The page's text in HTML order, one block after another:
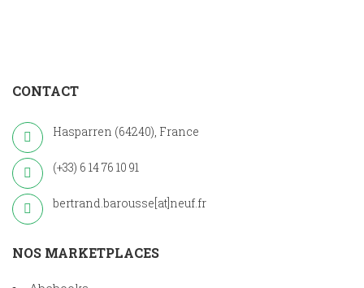
CONTACT
Hasparren (64240), France
(+33) 6 14 76 10 91
bertrand.barousse[at]neuf.fr
NOS MARKETPLACES